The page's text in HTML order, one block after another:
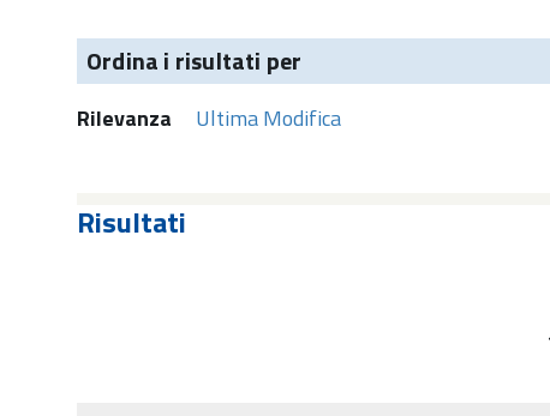
Ordina i risultati per
Rilevanza Ultima Modifica
Risultati